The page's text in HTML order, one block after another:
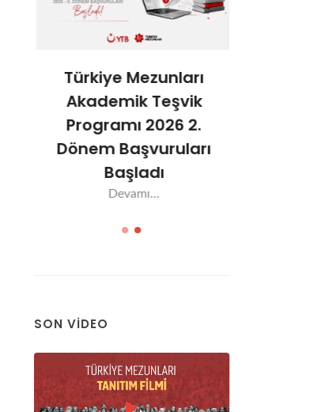
Türkiye Mezunları
Akademik Teşvik
Programı 2026 2.
Dönem Başvuruları
Başladı
Devamı...
SON VIDEO